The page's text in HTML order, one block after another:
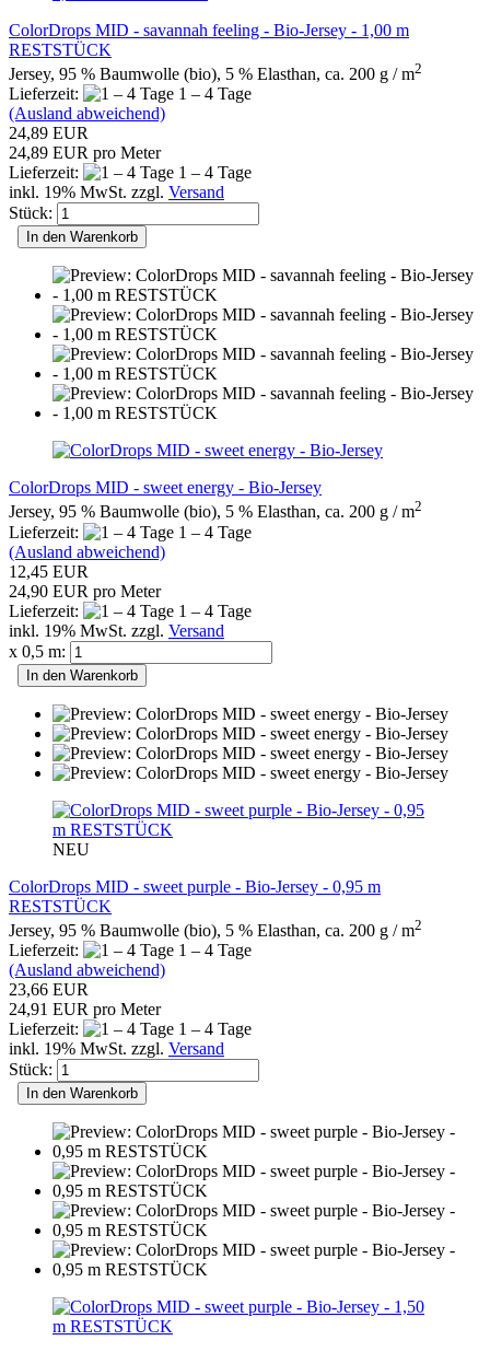
ColorDrops MID - savannah feeling - Bio-Jersey - 1,00 m
RESTSTÜCK
Jersey, 95 % Baumwolle (bio), 5 % Elasthan, ca. 200 g / m2
Lieferzeit:
1 – 4 Tage
(Ausland abweichend)
24,89 EUR
24,89 EUR pro Meter
Lieferzeit:
1 – 4 Tage
inkl. 19% MwSt. zzgl. Versand
Stück:
In den Warenkorb
ColorDrops MID - sweet energy - Bio-Jersey
Jersey, 95 % Baumwolle (bio), 5 % Elasthan, ca. 200 g / m2
Lieferzeit:
1 – 4 Tage
(Ausland abweichend)
12,45 EUR
24,90 EUR pro Meter
Lieferzeit:
1 – 4 Tage
inkl. 19% MwSt. zzgl. Versand
x 0,5 m:
In den Warenkorb
NEU
ColorDrops MID - sweet purple - Bio-Jersey - 0,95 m
RESTSTÜCK
Jersey, 95 % Baumwolle (bio), 5 % Elasthan, ca. 200 g / m2
Lieferzeit:
1 – 4 Tage
(Ausland abweichend)
23,66 EUR
24,91 EUR pro Meter
Lieferzeit:
1 – 4 Tage
inkl. 19% MwSt. zzgl. Versand
Stück:
In den Warenkorb